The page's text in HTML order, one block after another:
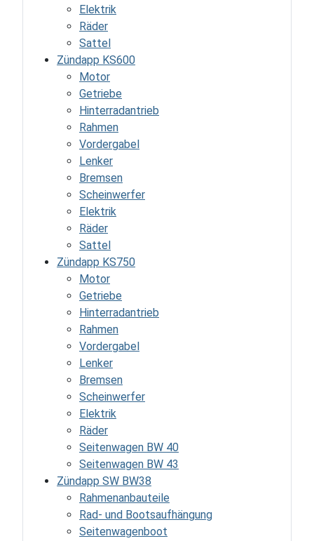
Elektrik
Räder
Sattel
Zündapp KS600
Motor
Getriebe
Hinterradantrieb
Rahmen
Vordergabel
Lenker
Bremsen
Scheinwerfer
Elektrik
Räder
Sattel
Zündapp KS750
Motor
Getriebe
Hinterradantrieb
Rahmen
Vordergabel
Lenker
Bremsen
Scheinwerfer
Elektrik
Räder
Seitenwagen BW 40
Seitenwagen BW 43
Zündapp SW BW38
Rahmenanbauteile
Rad- und Bootsaufhängung
Seitenwagenboot